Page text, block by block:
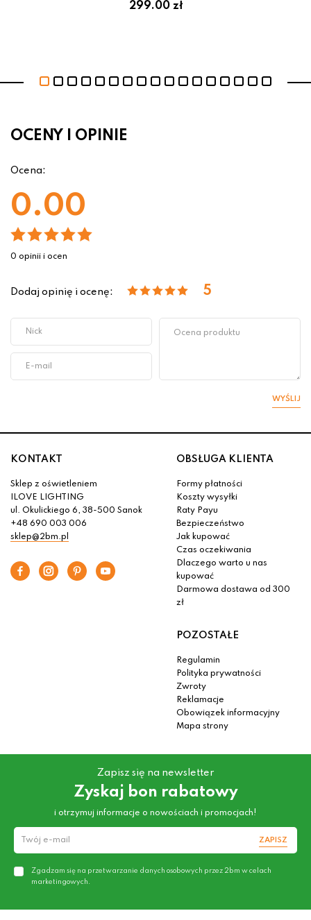
299.00 zł
OCENY I OPINIE
Ocena:
0.00
0 opinii i ocen
Dodaj opinię i ocenę: 5
WYŚLIJ
KONTAKT
Sklep z oświetleniem
ILOVE LIGHTING
ul. Okulickiego 6, 38-500 Sanok
+48 690 003 006
sklep@2bm.pl
OBSŁUGA KLIENTA
Formy płatności
Koszty wysyłki
Raty Payu
Bezpieczeństwo
Jak kupować
Czas oczekiwania
Dlaczego warto u nas
kupować
Darmowa dostawa od 300
zł
POZOSTAŁE
Regulamin
Polityka prywatności
Zwroty
Reklamacje
Obowiązek informacyjny
Mapa strony
Zapisz się na newsletter
Zyskaj bon rabatowy
i otrzymuj informacje o nowościach i promocjach!
ZAPISZ
Zgadzam się na przetwarzanie danych osobowych przez 2bm w celach
marketingowych.